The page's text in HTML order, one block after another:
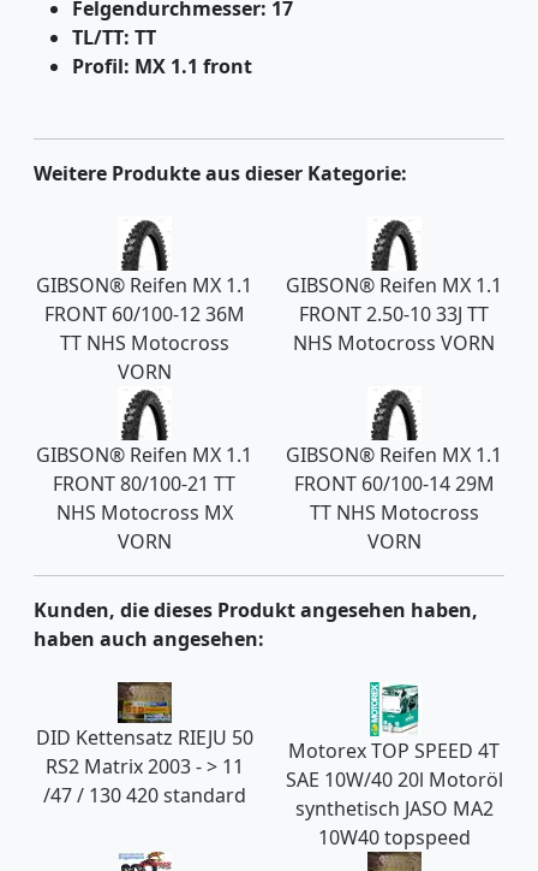
Felgendurchmesser: 17
TL/TT: TT
Profil: MX 1.1 front
Weitere Produkte aus dieser Kategorie:
GIBSON® Reifen MX 1.1
FRONT 60/100-12 36M
TT NHS Motocross
VORN
GIBSON® Reifen MX 1.1
FRONT 2.50-10 33J TT
NHS Motocross VORN
GIBSON® Reifen MX 1.1
FRONT 80/100-21 TT
NHS Motocross MX
VORN
GIBSON® Reifen MX 1.1
FRONT 60/100-14 29M
TT NHS Motocross
VORN
Kunden, die dieses Produkt angesehen haben,
haben auch angesehen:
DID Kettensatz RIEJU 50
RS2 Matrix 2003 - > 11
/47 / 130 420 standard
Motorex TOP SPEED 4T
SAE 10W/40 20l Motoröl
synthetisch JASO MA2
10W40 topspeed